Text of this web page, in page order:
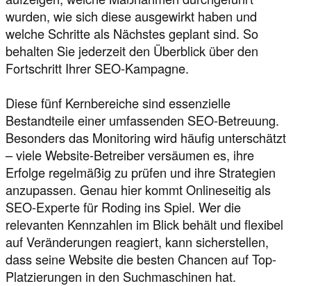
wurden, wie sich diese ausgewirkt haben und
welche Schritte als Nächstes geplant sind. So
behalten Sie jederzeit den Überblick über den
Fortschritt Ihrer SEO-Kampagne.
Diese fünf Kernbereiche sind essenzielle
Bestandteile einer umfassenden SEO-Betreuung.
Besonders das Monitoring wird häufig unterschätzt
– viele Website-Betreiber versäumen es, ihre
Erfolge regelmäßig zu prüfen und ihre Strategien
anzupassen. Genau hier kommt Onlineseitig als
SEO-Experte für Roding ins Spiel. Wer die
relevanten Kennzahlen im Blick behält und flexibel
auf Veränderungen reagiert, kann sicherstellen,
dass seine Website die besten Chancen auf Top-
Platzierungen in den Suchmaschinen hat.